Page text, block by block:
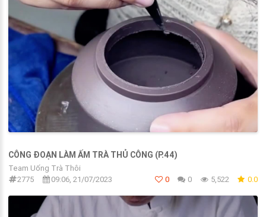
CÔNG ĐOẠN LÀM ẤM TRÀ THỦ CÔNG (P.44)
Team Uống Trà Thôi
2775
09:06, 21/07/2023 0 0 5,522 0.0